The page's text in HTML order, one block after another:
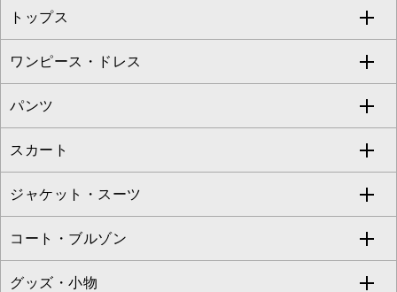
Sybilla
S sybilla
Jocomomola
TARA JARMON
ZAPA
TONEA
EMILIO ROBBA
BUYERS SELECT
トップス
すべてのトップス
カットソー・Tシャツ
ブラウス・シャツ
ニット・セーター
カーディガン
アンサンブルセット
ワンピース・ドレス
すべてのワンピース・ドレス
ワンピース
ドレス
チュニック
ジャンパースカート
パンツ
すべてのパンツ
フルレングスパンツ
クロップド・半端丈パンツ
ガウチョ・ワイドパンツ
スカート
すべてのスカート
ロング・マキシ丈スカート
ひざ丈スカート
ジャケット・スーツ
すべてのジャケット・スーツ
テーラードジャケット
コート・ブルゾン
すべてのコート・ブルゾン
グッズ・小物